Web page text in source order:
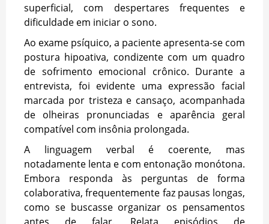
superficial, com despertares frequentes e
dificuldade em iniciar o sono.
Ao exame psíquico, a paciente apresenta-se com
postura hipoativa, condizente com um quadro
de sofrimento emocional crônico. Durante a
entrevista, foi evidente uma expressão facial
marcada por tristeza e cansaço, acompanhada
de olheiras pronunciadas e aparência geral
compatível com insônia prolongada.
A linguagem verbal é coerente, mas
notadamente lenta e com entonação monótona.
Embora responda às perguntas de forma
colaborativa, frequentemente faz pausas longas,
como se buscasse organizar os pensamentos